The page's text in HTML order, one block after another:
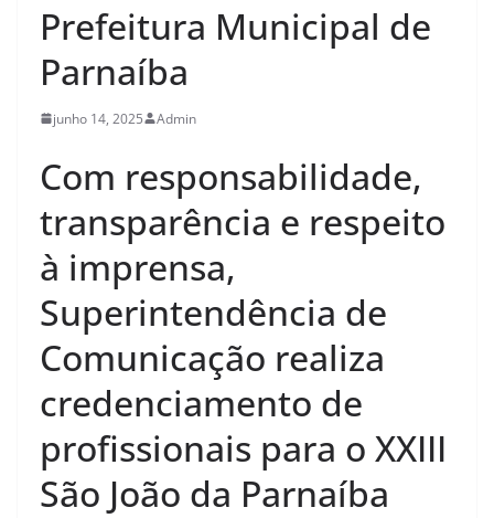
Prefeitura Municipal de
Parnaíba
junho 14, 2025 Admin
Com responsabilidade,
transparência e respeito
à imprensa,
Superintendência de
Comunicação realiza
credenciamento de
profissionais para o XXIII
São João da Parnaíba